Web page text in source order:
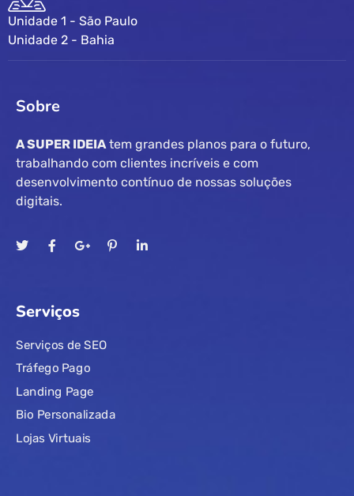
Unidade 1 - São Paulo
Unidade 2 - Bahia
Sobre
A SUPER IDEIAtem grandes planos para o futuro,
trabalhando com clientes incríveis e com
desenvolvimento contínuo de nossas soluções
digitais.
Serviços
Serviços de SEO
Tráfego Pago
Landing Page
Bio Personalizada
Lojas Virtuais